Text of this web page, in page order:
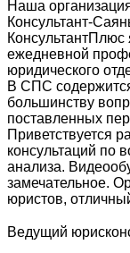
Наша
Консультант-
ежедневной
юридического
В СПС
большинству
поставленных
Приветствуется
консультаций по
анализа.
замечательное.
юристов,
Ведущий